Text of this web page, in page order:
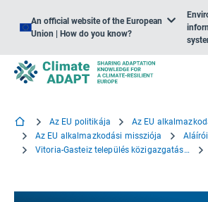
An official website of the European
Union | How do you know?
Az EU politikája
Az EU
Az EU alkalmazkodási missziója
Vitoria-Gasteiz település közigazgatási területe